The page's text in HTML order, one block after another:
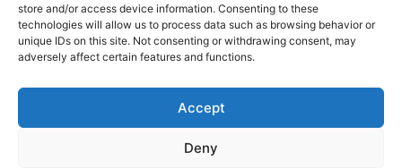
store and/or access device information. Consenting to these
technologies will allow us to process data such as browsing behavior or
unique IDs on this site. Not consenting or withdrawing consent, may
adversely affect certain features and functions.
Accept
Deny